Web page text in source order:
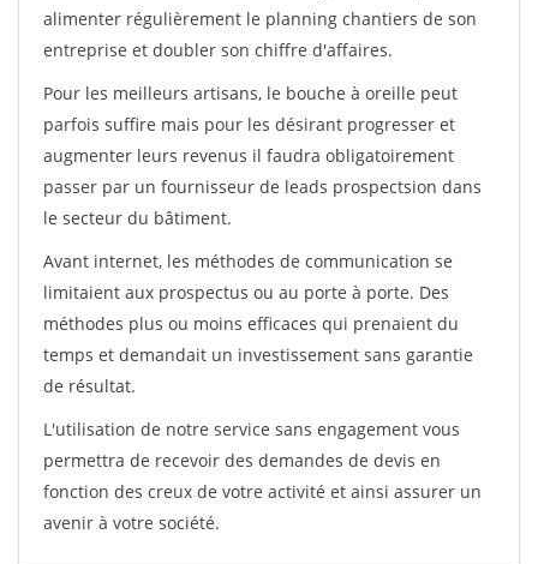
alimenter régulièrement le planning chantiers de son
entreprise et doubler son chiffre d'affaires.
Pour les meilleurs artisans, le bouche à oreille peut
parfois suffire mais pour les désirant progresser et
augmenter leurs revenus il faudra obligatoirement
passer par un fournisseur de leads prospectsion dans
le secteur du bâtiment.
Avant internet, les méthodes de communication se
limitaient aux prospectus ou au porte à porte. Des
méthodes plus ou moins efficaces qui prenaient du
temps et demandait un investissement sans garantie
de résultat.
L'utilisation de notre service sans engagement vous
permettra de recevoir des demandes de devis en
fonction des creux de votre activité et ainsi assurer un
avenir à votre société.